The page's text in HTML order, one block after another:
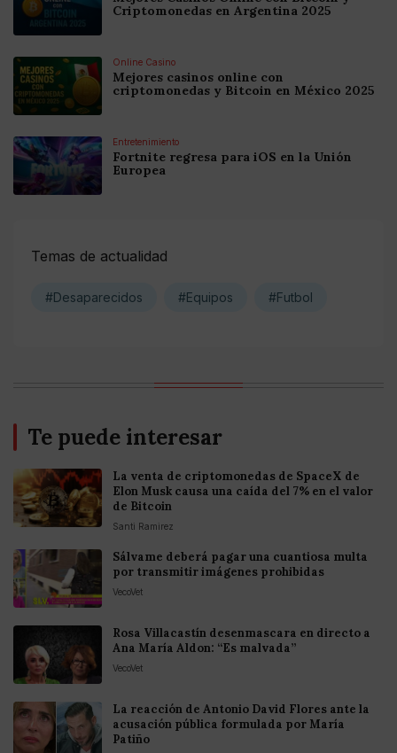
Criptomonedas en Argentina 2025
Online Casino
Mejores casinos online con
criptomonedas y Bitcoin en México 2025
Entretenimiento
Fortnite regresa para iOS en la Unión
Europea
Temas de actualidad
#Desaparecidos #Equipos #Futbol
Te puede interesar
La venta de criptomonedas de SpaceX de
Elon Musk causa una caída del 7% en el valor
de Bitcoin
Santi Ramirez
Sálvame deberá pagar una cuantiosa multa
por transmitir imágenes prohibidas
VecoVet
Rosa Villacastín desenmascara en directo a
Ana María Aldon: “Es malvada”
VecoVet
La reacción de Antonio David Flores ante la
acusación pública formulada por María
Patiño